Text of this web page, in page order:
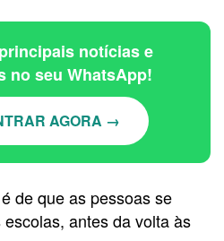
notícias e
no seu WhatsApp!
AGORA →
de que as pessoas se
antes da volta às